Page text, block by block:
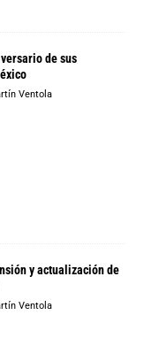
de sus
Ventola
y actualización de
Ventola